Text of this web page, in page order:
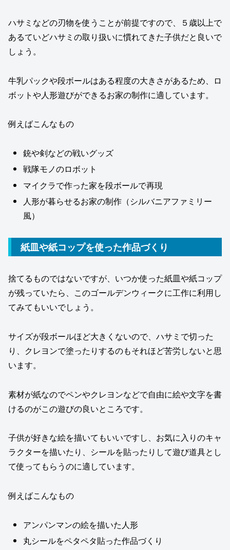
ハサミなどの刃物を使うことが前提ですので、５歳以上で
あるていどハサミの取り扱いに慣れてきた子供だと良いで
しょう。
牛乳パックや段ボールはある程度の大きさがあるため、ロ
ボットや人形遊びができるお家の制作に適しています。
例えばこんなもの
銃や剣などの戦いグッズ
戦隊モノのロボット
マイクラで作った家を段ボールで再現
人形が暮らせるお家の制作（シルバニアファミリー
風）
紙皿や紙コップを使った作品づくり
捨てるものではないですが、いつか使った紙皿や紙コップ
が残っていたら、このゴールデンウィークに工作に利用し
てみてもいいでしょう。
サイズが段ボールほど大きくないので、ハサミで切った
り、クレヨンで塗ったりするのもそれほど苦労しないと思
います。
素材が紙なのでペンやクレヨンなどで自由に絵や文字を書
けるのがこの遊びの良いところです。
子供が好きな絵を描いてもいいですし、お気に入りのキャ
ラクターを描いたり、シールを貼ったりして遊び道具とし
て使ってもらうのに適しています。
例えばこんなもの
アンパンマンの絵を描いた人形
丸シールをペタペタ貼った作品づくり